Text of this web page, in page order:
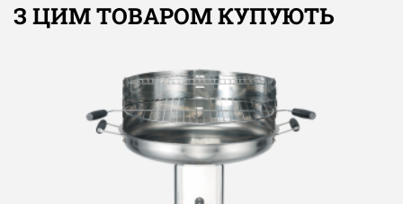
З ЦИМ ТОВАРОМ КУПУЮТЬ